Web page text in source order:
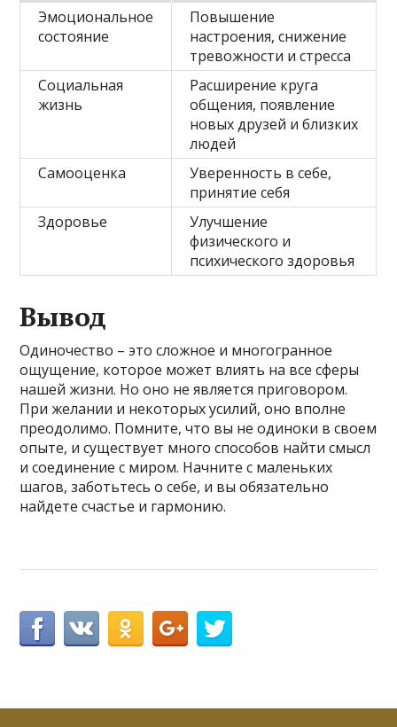
Эмоциональное
состояние
Повышение
настроения, снижение
тревожности и стресса
Социальная
жизнь
Расширение круга
общения, появление
новых друзей и близких
людей
Самооценка
Уверенность в себе,
принятие себя
Здоровье
Улучшение
физического и
психического здоровья
Вывод
Одиночество – это сложное и многогранное
ощущение, которое может влиять на все сферы
нашей жизни. Но оно не является приговором.
При желании и некоторых усилий, оно вполне
преодолимо. Помните, что вы не одиноки в своем
опыте, и существует много способов найти смысл
и соединение с миром. Начните с маленьких
шагов, заботьтесь о себе, и вы обязательно
найдете счастье и гармонию.